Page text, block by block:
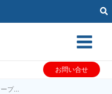
お問い合せ
第25回茨城県オープンゴルフ選手権 アマチュア・ジュニア予選【3月29日(金)】10:24トップスタートでスループレーに変更